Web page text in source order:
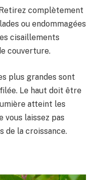
complètement
ou endommagées
cisaillements
couverture.
plus grandes sont
Le haut doit être
atteint les
vous laissez pas
la croissance.